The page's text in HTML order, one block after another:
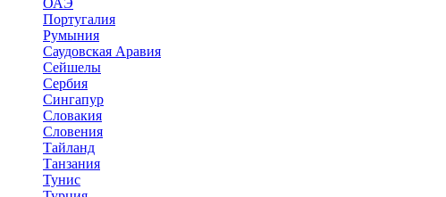
ОАЭ
Португалия
Румыния
Саудовская Аравия
Сейшелы
Сербия
Сингапур
Словакия
Словения
Тайланд
Танзания
Тунис